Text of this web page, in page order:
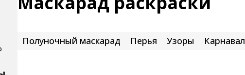
Полуночный маскарад Перья Узоры Карнавал